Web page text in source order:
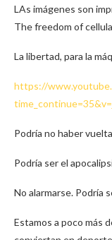
LAs imágenes son
The freedom of
La libertad, para la
https://
Podría no haber
Podría ser el
No alarmarse. Podría
Estamos a poco más